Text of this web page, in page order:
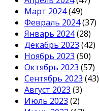
Март 2024(49)
Февраль 2024(37)
Январь 2024(28)
Декабрь 2023 (42)
Ноябрь 2023 (50)
Октябрь 2023 (57)
Сентябрь 2023 (43)
Август 2023 (3)
Июль 2023 (2)